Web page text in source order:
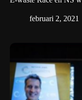
februari 2, 2021